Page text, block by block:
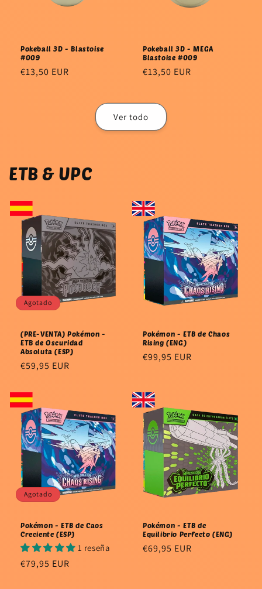
Pokeball 3D - Blastoise
#009
Precio
€13,50 EUR
Pokeball 3D - MEGA
Blastoise #009
Precio
€13,50 EUR
Ver todo
ETB & UPC
Agotado
(PRE-VENTA) Pokémon -
ETB de Oscuridad
Absoluta (ESP)
Precio
€59,95 EUR
Pokémon - ETB de Chaos
Rising (ENG)
Precio
€99,95 EUR
Agotado
Pokémon - ETB de Caos
Creciente (ESP)
1 reseña
Precio
€79,95 EUR
Pokémon - ETB de
Equilibrio Perfecto (ENG)
Precio
€69,95 EUR